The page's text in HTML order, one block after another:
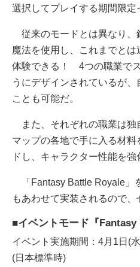
選択してプレイする期間限定
従来のモードとは異なり、
魔法を使用し、これまでと
体験できる！ 4つの職業で
うにデザインされているが
ことも可能だ。
また、それぞれの職業は独
マップの各地で手に入る材
ドし、キャラクター性能を強
「Fantasy Battle Royale」
もあわせて実装されるので、
■イベントモード『Fantasy
イベント実施期間：4月1日(
(日本標準時)